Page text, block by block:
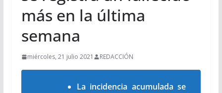
más en la última
semana
miércoles, 21 julio 2021 REDACCIÓN
La incidencia acumulada se